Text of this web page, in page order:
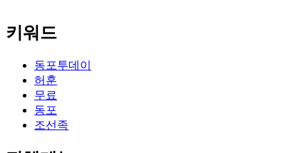
키워드
동포투데이
허훈
무료
동포
조선족